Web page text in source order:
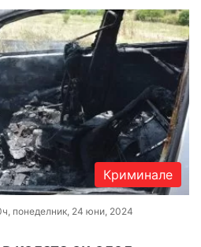
Криминале
понеделник, 24 юни, 2024